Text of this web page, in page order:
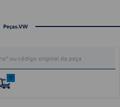
0